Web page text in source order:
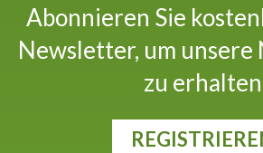
Abonnieren Sie
Newsletter, um unsere
zu erhalten